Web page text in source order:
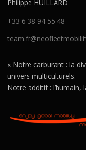
Philippe HUILLARD
+33 6 38 94 55 48
« Notre carburant : la
univers multiculturels.
Notre additif :